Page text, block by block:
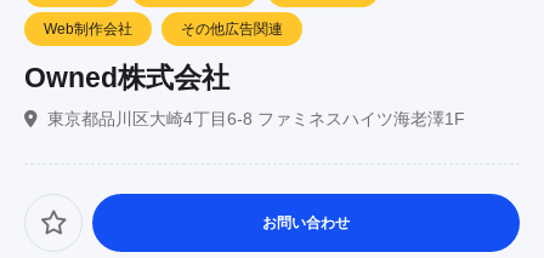
Web制作会社 その他広告関連
Owned株式会社
東京都品川区大崎4丁目6-8 ファミネスハイツ海老澤1F
お問い合わせ